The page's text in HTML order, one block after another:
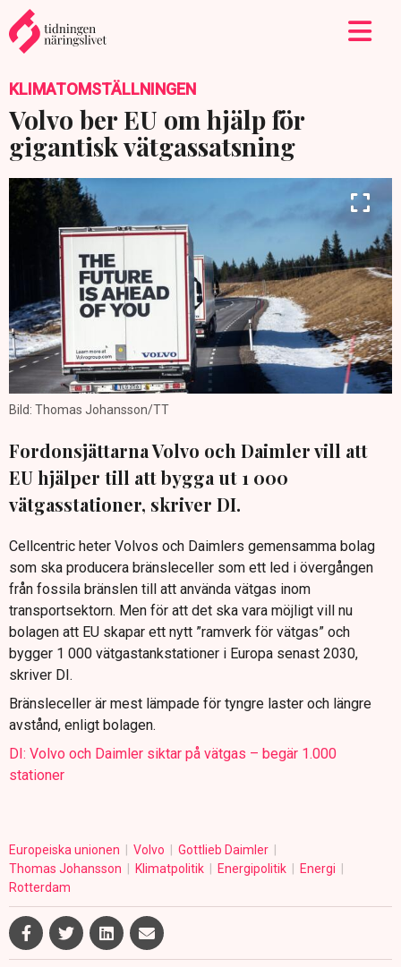
KLIMATOMSTÄLLNINGEN
Volvo ber EU om hjälp för
gigantisk vätgassatsning
Bild: Thomas Johansson/TT
Fordonsjättarna Volvo och Daimler vill att
EU hjälper till att bygga ut 1 000
vätgasstationer, skriver DI.
Cellcentric heter Volvos och Daimlers gemensamma bolag
som ska producera bränsleceller som ett led i övergången
från fossila bränslen till att använda vätgas inom
transportsektorn. Men för att det ska vara möjligt vill nu
bolagen att EU skapar ett nytt ”ramverk för vätgas” och
bygger 1 000 vätgastankstationer i Europa senast 2030,
skriver DI.
Bränsleceller är mest lämpade för tyngre laster och längre
avstånd, enligt bolagen.
DI: Volvo och Daimler siktar på vätgas – begär 1.000
stationer
Europeiska unionen Volvo
Gottlieb Daimler
Thomas Johansson
Klimatpolitik Energipolitik
Energi
Rotterdam